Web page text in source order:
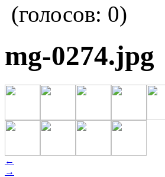
(голосов: 0)
mg-0274.jpg
←
→